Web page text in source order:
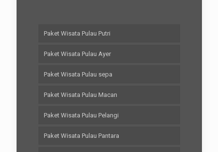
Paket Wisata Pulau Putri
Paket Wisata Pulau Ayer
Paket Wisata Pulau sepa
Paket Wisata Pulau Macan
Paket Wisata Pulau Pelangi
Paket Wisata Pulau Pantara